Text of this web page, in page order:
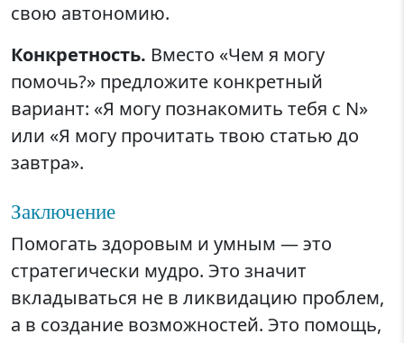
свою автономию.
Конкретность. Вместо «Чем я могу
помочь?» предложите конкретный
вариант: «Я могу познакомить тебя с N»
или «Я могу прочитать твою статью до
завтра».
Заключение
Помогать здоровым и умным — это
стратегически мудро. Это значит
вкладываться не в ликвидацию проблем,
а в создание возможностей. Это помощь,